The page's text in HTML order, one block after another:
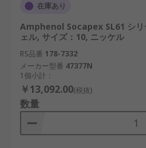
在庫あり
Amphenol Socapex SL61 シリ
ェル, サイズ：10, ニッケル
RS品番 178-7332
メーカー型番 47377N
1個小計：
￥13,092.00(税抜)
数量